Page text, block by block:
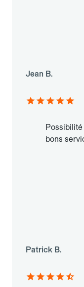
Jean B.
bons
Patrick B.